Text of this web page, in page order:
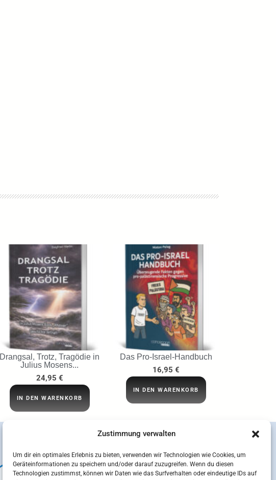
Zustimmung verwalten
Um dir ein optimales Erlebnis zu bieten, verwenden wir Technologien wie Cookies, um
Geräteinformationen zu speichern und/oder darauf zuzugreifen. Wenn du diesen
Technologien zustimmst, können wir Daten wie das Surfverhalten oder eindeutige IDs auf
Drangsal, Trotz, Tragödie in
Julius Mosens...
24,95 €
IN DEN WARENKORB
Das Pro-Israel-Handbuch
16,95 €
IN DEN WARENKORB